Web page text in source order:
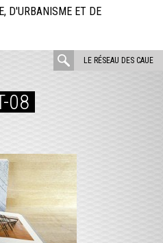
D'URBANISME ET DE
LE RÉSEAU DES CAUE
rechercher
08